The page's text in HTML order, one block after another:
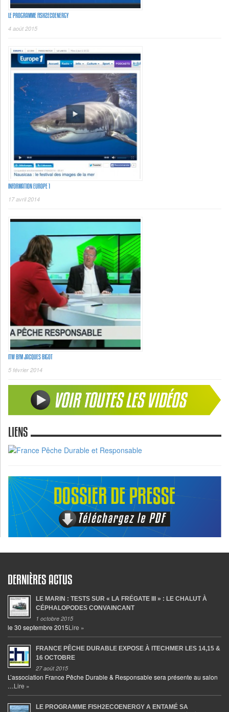
LE PROGRAMME FISH2ECOENERGY
4 août 2015
INFORMATION EUROPE 1
17 avril 2014
ITW BFM JACQUES BIGOT
5 février 2014
LIENS
DERNIÈRES ACTUS
LE MARIN : TESTS SUR « LA FRÉGATE III » : LE CHALUT À
CÉPHALOPODES CONVAINCANT
1 octobre 2015
le 30 septembre 2015Lire »
FRANCE PÊCHE DURABLE EXPOSE À ITECHMER LES 14,15 &
16 OCTOBRE
27 août 2015
L’association France Pêche Durable & Responsable sera présente au salon
…Lire »
LE PROGRAMME FISH2ECOENERGY A ENTAMÉ SA